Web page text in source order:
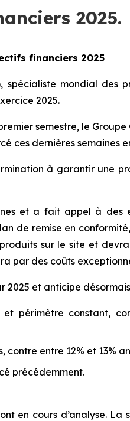
2025.
financiers 2025
spécialiste mondial
2025.
semestre, le
ces dernières semaines
à garantir une
et a fait appel à
de remise en
sur le site et
par des coûts
2025 et anticipe
périmètre constant,
entre 12% et 13%
précédemment.
en cours d’analyse.